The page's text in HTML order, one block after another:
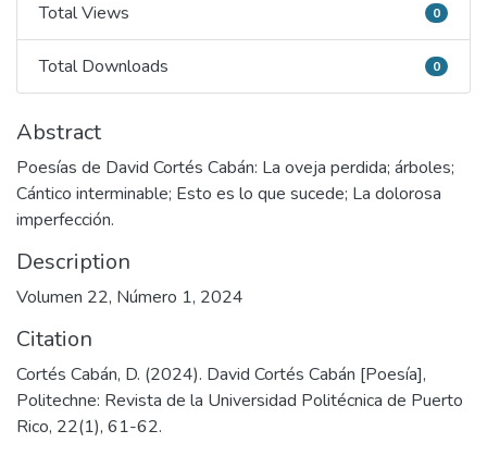
Total Views
Total Views 0
Total Downloads
Total Downloads 0
Abstract
Poesías de David Cortés Cabán: La oveja perdida; árboles;
Cántico interminable; Esto es lo que sucede; La dolorosa
imperfección.
Description
Volumen 22, Número 1, 2024
Citation
Cortés Cabán, D. (2024). David Cortés Cabán [Poesía],
Politechne: Revista de la Universidad Politécnica de Puerto
Rico, 22(1), 61-62.